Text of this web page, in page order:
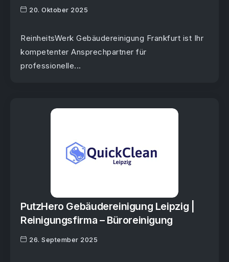
20. Oktober 2025
ReinheitsWerk Gebäudereinigung Frankfurt ist Ihr
kompetenter Ansprechpartner für
professionelle...
PutzHero Gebäudereinigung Leipzig |
Reinigungsfirma – Büroreinigung
26. September 2025